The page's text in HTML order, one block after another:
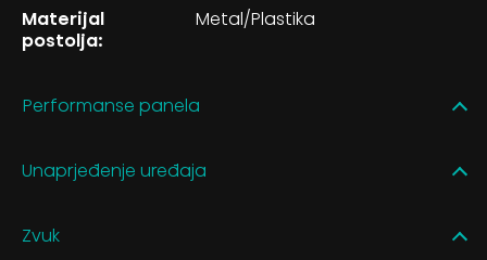
Materijal
postolja:
Metal/Plastika
Performanse panela
Unaprjeđenje uređaja
Zvuk